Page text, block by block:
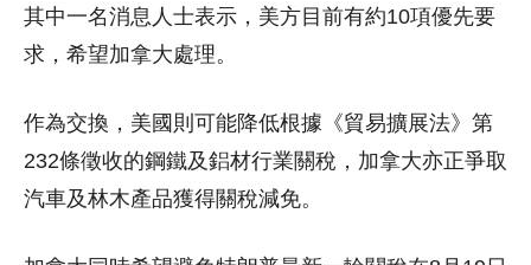
其中一名消息人士表示，美方目前有約10項優先要
求，希望加拿大處理。
作為交換，美國則可能降低根據《貿易擴展法》第
232條徵收的鋼鐵及鋁材行業關稅，加拿大亦正爭取
汽車及林木產品獲得關稅減免。